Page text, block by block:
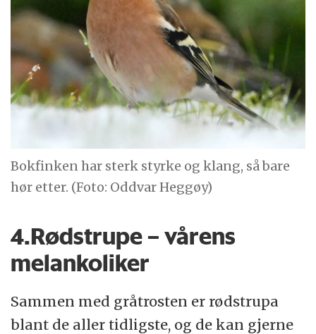
Bokfinken har sterk styrke og klang, så bare
hør etter. (Foto: Oddvar Heggøy)
4.Rødstrupe – vårens
melankoliker
Sammen med gråtrosten er rødstrupa
blant de aller tidligste, og de kan gjerne